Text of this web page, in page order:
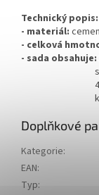
Technický popis:
- materiál:
- celková
- sada obsahuje:
spojovací
4
kotouče: 4
Doplňkové
Kategorie:
EAN:
Typ: